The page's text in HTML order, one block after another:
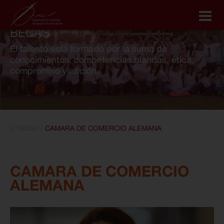
CONÓCENOS
¿QUÉ HACEMOS?
ASOCIACIÓN OMA
NOTICIAS
BECAS
El talento está formado por la suma de
conocimientos,competencias blandas, ética,
compromiso y acción.
CAMARA DE COMERCIO ALEMANA
CAMARA DE COMERCIO
ALEMANA